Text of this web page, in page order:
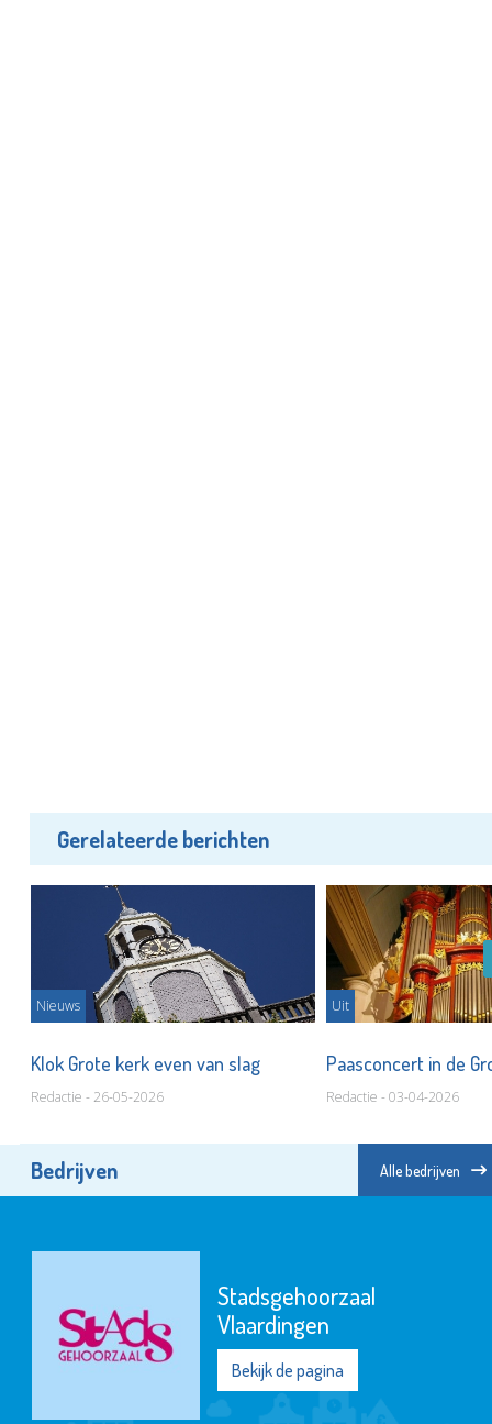
Gerelateerde berichten
Nieuws
Klok Grote kerk even van slag
Redactie - 26-05-2026
Uit
Paasconcert in de
Redactie - 03-04-2026
Bedrijven Alle bedrijven
Stadsgehoorzaal
Vlaardingen
Bekijk de pagina